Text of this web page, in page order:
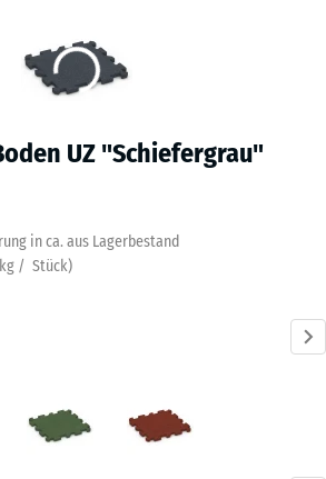
UZ "Schiefergrau"
in ca. aus Lagerbestand
kg / Stück)